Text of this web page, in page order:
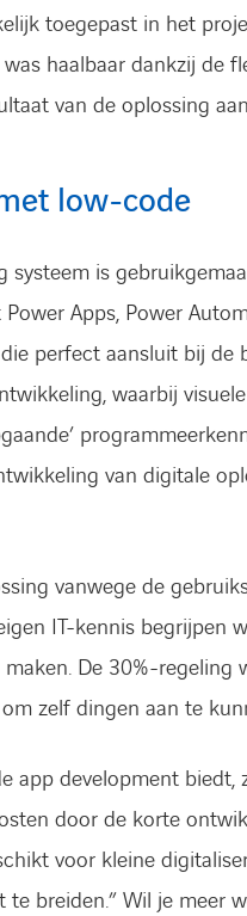
toegepast in het
haalbaar dankzij de
van de oplossing
low-code
systeem is
Apps, Power
perfect aansluit bij de
waarbij
van digitale
vanwege de
IT-kennis begrijpen
De 30%-regeling
zelf dingen aan te
app development biedt,
door de korte
voor kleine
breiden.” Wil je meer